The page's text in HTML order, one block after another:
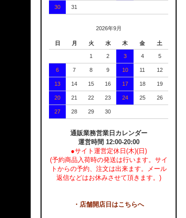
30 31
2026年9月
日 月 火 水 木 金 土
1 2 3 4 5
6 7 8 9 10 11 12
13 14 15 16 17 18 19
20 21 22 23 24 25 26
27 28 29 30
通販業務営業日カレンダー
運営時間 12:00-20:00
●サイト運営定休日(木)(日)
(予約商品入荷時の発送は行います。サイ
トからの予約、注文は出来ます。メール
返信などはお休みさせて頂きます。)
・店舗開店日はこちらへ